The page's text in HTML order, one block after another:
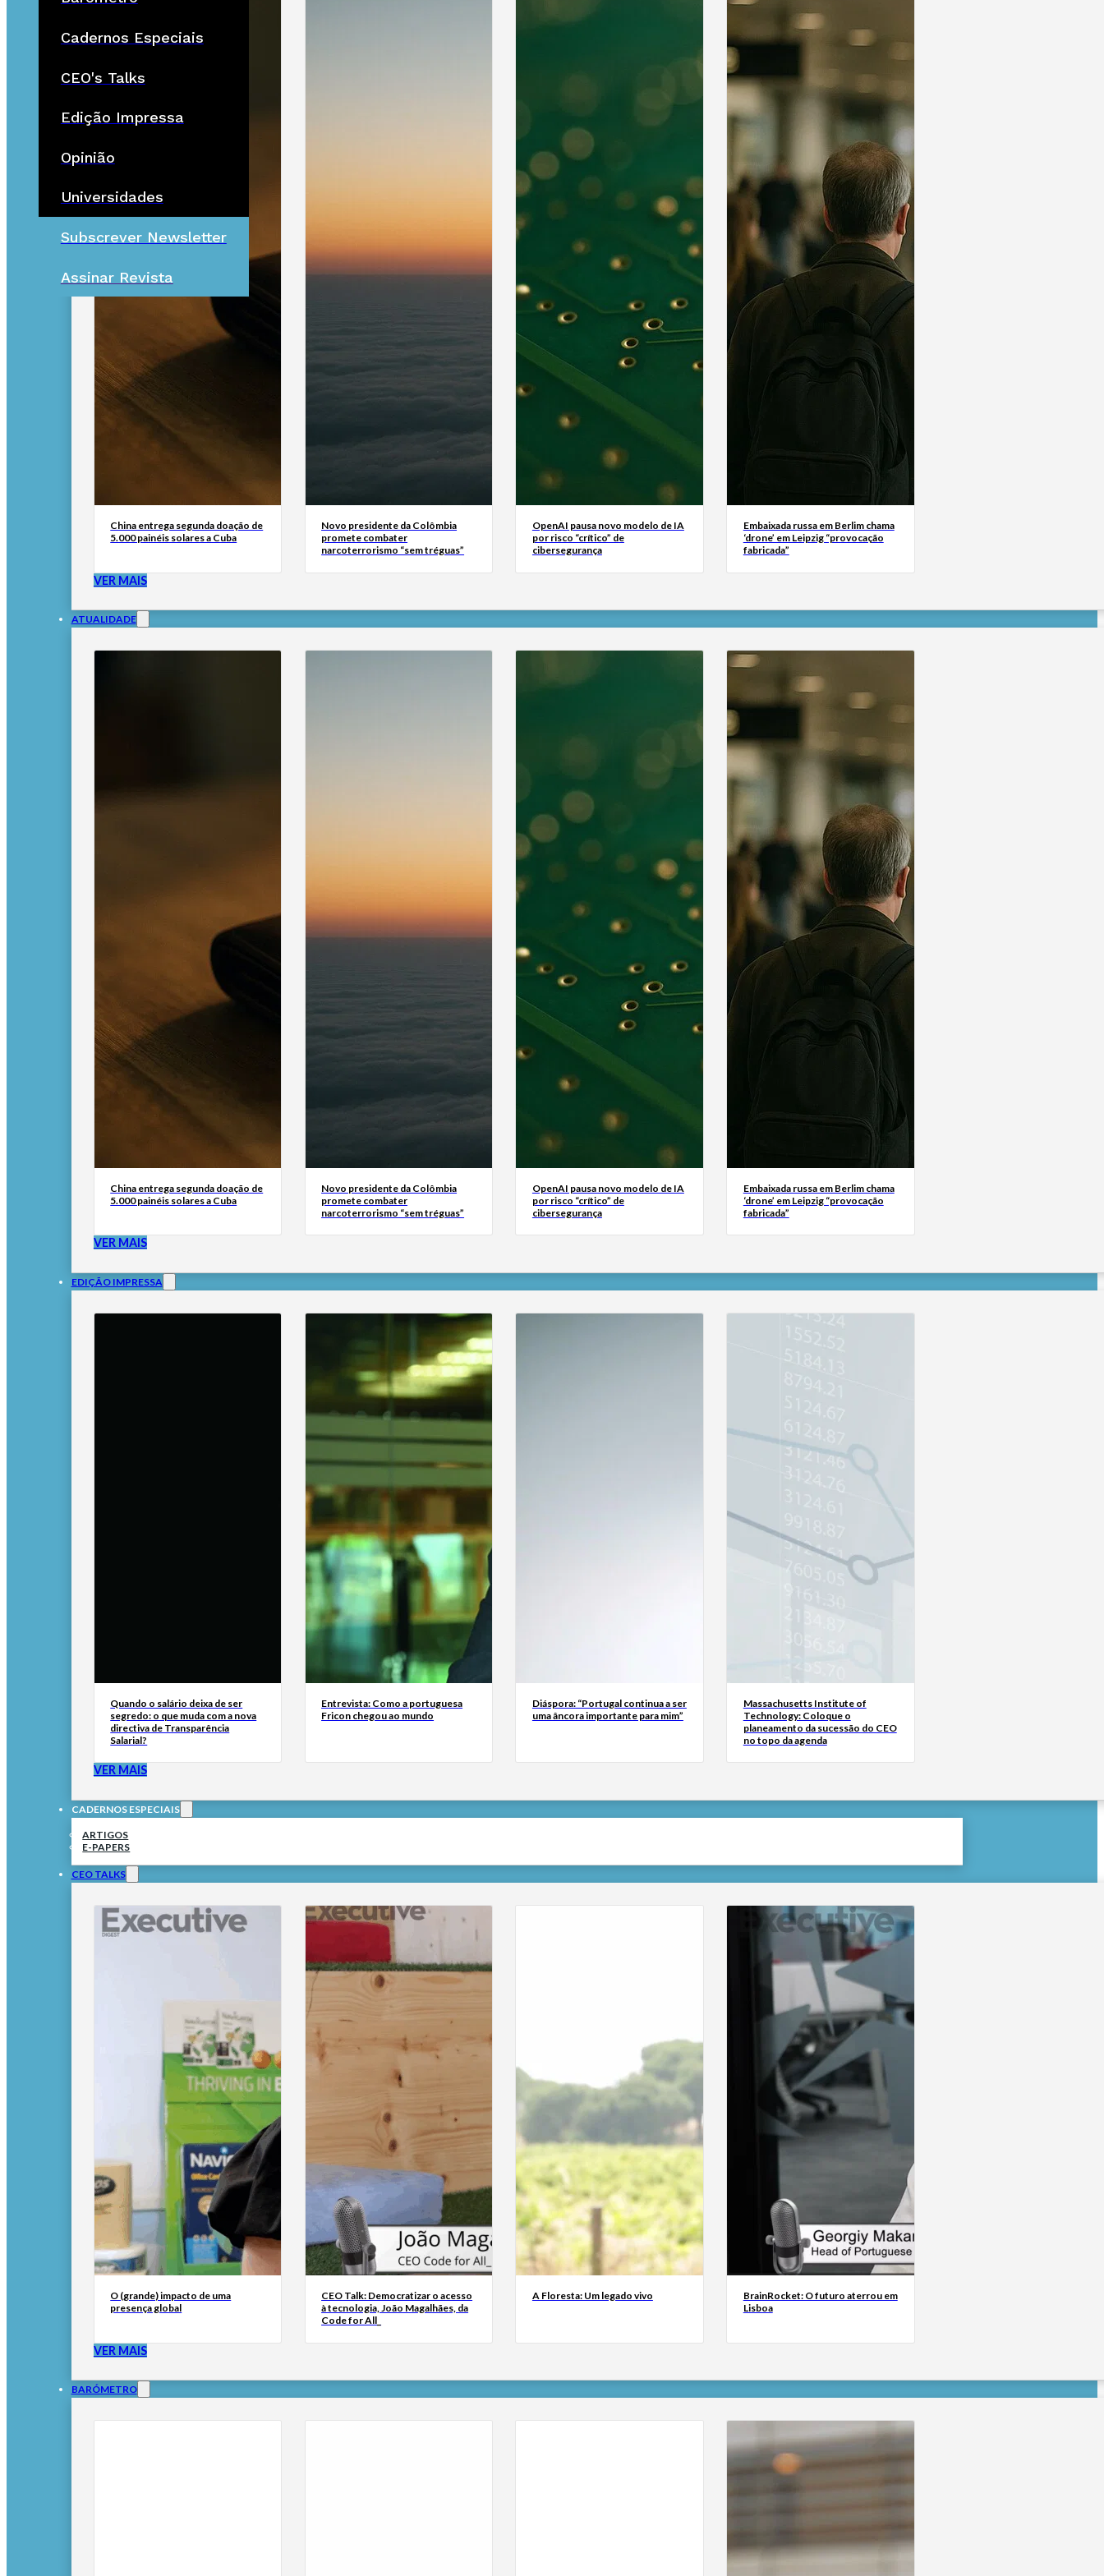
Cadernos Especiais
CEO's Talks
Edição Impressa
Opinião
Universidades
Subscrever Newsletter
Assinar Revista
China entrega segunda doação de
5.000 painéis solares a Cuba
Novo presidente da Colômbia
promete combater
narcoterrorismo “sem tréguas”
OpenAI pausa novo modelo de IA
por risco “crítico” de
cibersegurança
Embaixada russa em Berlim chama
‘drone’ em Leipzig “provocação
fabricada”
VER MAIS
ATUALIDADE
China entrega segunda doação de
5.000 painéis solares a Cuba
Novo presidente da Colômbia
promete combater
narcoterrorismo “sem tréguas”
OpenAI pausa novo modelo de IA
por risco “crítico” de
cibersegurança
Embaixada russa em Berlim chama
‘drone’ em Leipzig “provocação
fabricada”
VER MAIS
EDIÇÃO IMPRESSA
Quando o salário deixa de ser
segredo: o que muda com a nova
directiva de Transparência
Salarial?
Entrevista: Como a portuguesa
Fricon chegou ao mundo
Diáspora: “Portugal continua a ser
uma âncora importante para mim”
Massachusetts Institute of
Technology: Coloque o
planeamento da sucessão do CEO
no topo da agenda
VER MAIS
CADERNOS ESPECIAIS
ARTIGOS
E-PAPERS
CEO TALKS
O (grande) impacto de uma
presença global
CEO Talk: Democratizar o acesso
à tecnologia, João Magalhães, da
Code for All_
A Floresta: Um legado vivo
BrainRocket: O futuro aterrou em
Lisboa
VER MAIS
BARÓMETRO